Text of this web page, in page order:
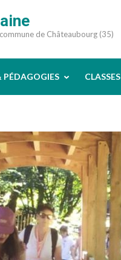
de Châteaubourg (35)
PÉDAGOGIES CLASSES